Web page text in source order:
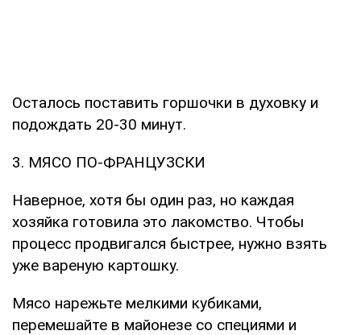
Осталось поставить горшочки в духовку и
подождать 20-30 минут.
3. МЯСО ПО-ФРАНЦУЗСКИ
Наверное, хотя бы один раз, но каждая
хозяйка готовила это лакомство. Чтобы
процесс продвигался быстрее, нужно взять
уже вареную картошку.
Мясо нарежьте мелкими кубиками,
перемешайте в майонезе со специями и